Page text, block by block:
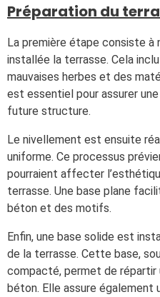
Préparation du
La première étape consiste à
installée la terrasse. Cela
mauvaises herbes et des
est essentiel pour assurer
future structure.
Le nivellement est ensuite
uniforme. Ce processus
pourraient affecter
terrasse. Une base plane
béton et des motifs.
Enfin, une base solide est
de la terrasse. Cette base,
compacté, permet de
béton. Elle assure également